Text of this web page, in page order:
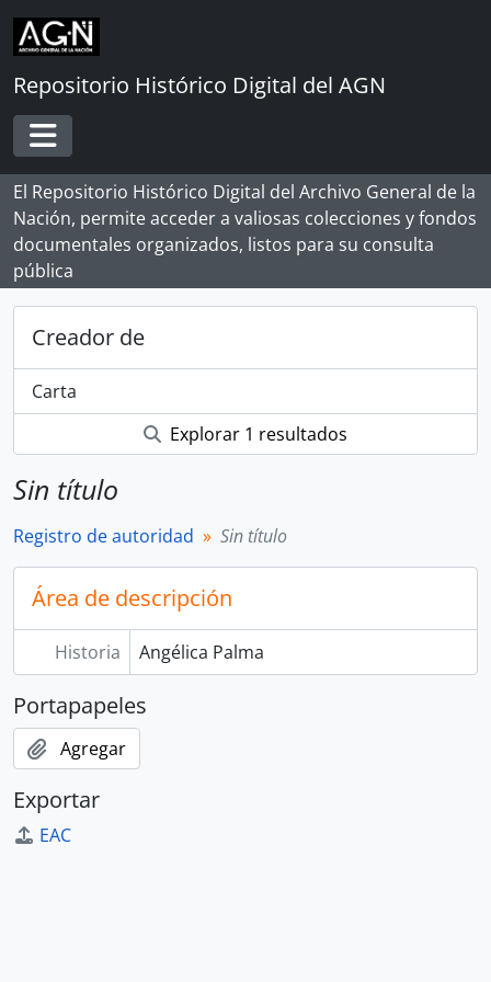
Skip to main content
Repositorio Histórico Digital del AGN
Toggle navigation
El Repositorio Histórico Digital del Archivo General de la
Nación, permite acceder a valiosas colecciones y fondos
documentales organizados, listos para su consulta
pública
Creador de
Carta
Explorar 1 resultados
Sin título
Registro de autoridad Sin título
Área de descripción
Historia Angélica Palma
Portapapeles
Agregar
Exportar
EAC